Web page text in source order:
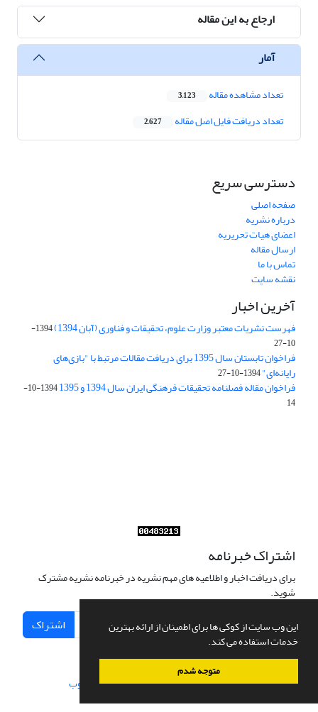
این وب سایت از کوکی ها برای اطمینان از ارائه بهترین
خدمات استفاده می کند.
متوجه شدم
ارجاع به این مقاله
آمار
تعداد مشاهده مقاله 3,123
تعداد دریافت فایل اصل مقاله 2,627
دسترسی سریع
صفحه اصلی
درباره نشریه
اعضای هیات تحریریه
ارسال مقاله
تماس با ما
نقشه سایت
آخرین اخبار
فهرست نشریات معتبر وزارت علوم، تحقیقات و فناوری (آبان 1394)
1394-
10-27
فراخوان تابستان سال 1395 برای دریافت مقالات مرتبط با "بازی‌های
رایانه‌ای"1394-10-27
فراخوان مقاله فصلنامه تحقیقات فرهنگی ایران سال 1394 و 1395
1394-10-
14
اشتراک خبرنامه
برای دریافت اخبار و اطلاعیه های مهم نشریه در خبرنامه نشریه مشترک
شوید.
اشتراک
سامانه مدیریت نشریات علمی.طراحی و پیاده سازی از سیناوب